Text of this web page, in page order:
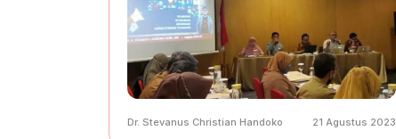
Dr. Stevanus Christian Handoko 21 Agustus 2023